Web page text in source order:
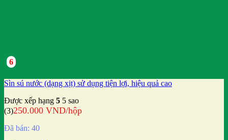
6
Sìn sú nước (dạng xịt) sử dụng tiện lợi, hiệu quả cao
Được xếp hạng 5 5 sao
(3)250.000 VND/hộp
Đã bán: 40